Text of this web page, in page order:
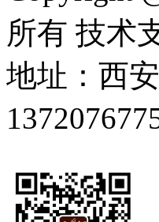
所有 技术
地址：西